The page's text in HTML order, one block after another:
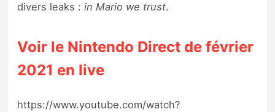
divers leaks : in Mario we trust.
Voir le Nintendo Direct de février
2021 en live
https://www.youtube.com/watch?